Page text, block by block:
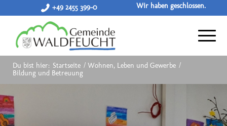
+49 2455 399-0 Wir haben geschlossen.
Du bist hier: Startseite / Wohnen, Leben und Gewerbe /
Bildung und Betreuung